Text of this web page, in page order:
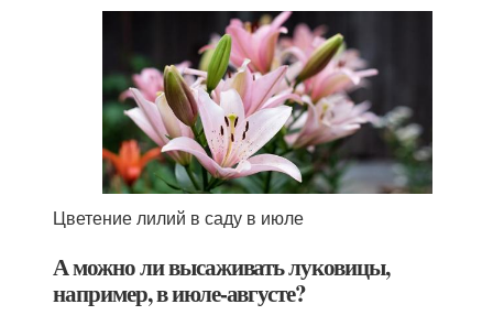
Цветение лилий в саду в июле
А можно ли высаживать луковицы,
например, в июле-августе?